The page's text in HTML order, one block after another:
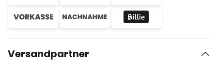
Versandpartner